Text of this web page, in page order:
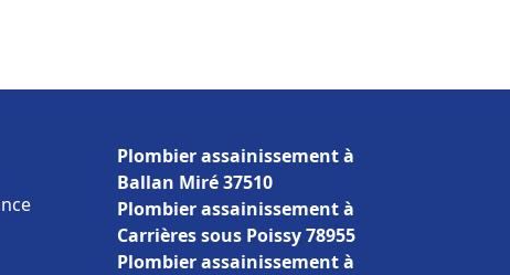
Plombier assainissement à
Ballan Miré 37510
Plombier assainissement à
Carrières sous Poissy 78955
Plombier assainissement à